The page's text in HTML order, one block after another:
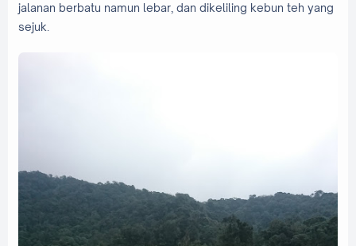
jalanan berbatu namun lebar, dan dikeliling kebun teh yang
sejuk.